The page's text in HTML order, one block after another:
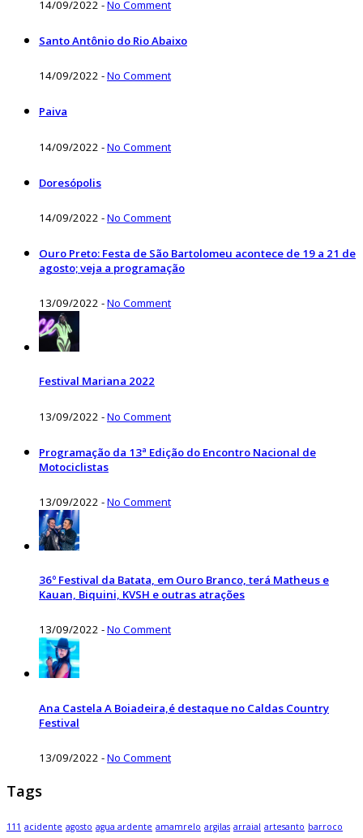
14/09/2022 -No Comment
Santo Antônio do Rio Abaixo
14/09/2022 -No Comment
Paiva
14/09/2022 -No Comment
Doresópolis
14/09/2022 -No Comment
Ouro Preto: Festa de São Bartolomeu acontece de 19 a 21 de
agosto; veja a programação
13/09/2022 -No Comment
Festival Mariana 2022
13/09/2022 -No Comment
Programação da 13ª Edição do Encontro Nacional de
Motociclistas
13/09/2022 -No Comment
36º Festival da Batata, em Ouro Branco, terá Matheus e
Kauan, Biquini, KVSH e outras atrações
13/09/2022 -No Comment
Ana Castela A Boiadeira,é destaque no Caldas Country
Festival
13/09/2022 -No Comment
Tags
111 acidente agosto agua ardente amamrelo argilas arraial artesanto barroco